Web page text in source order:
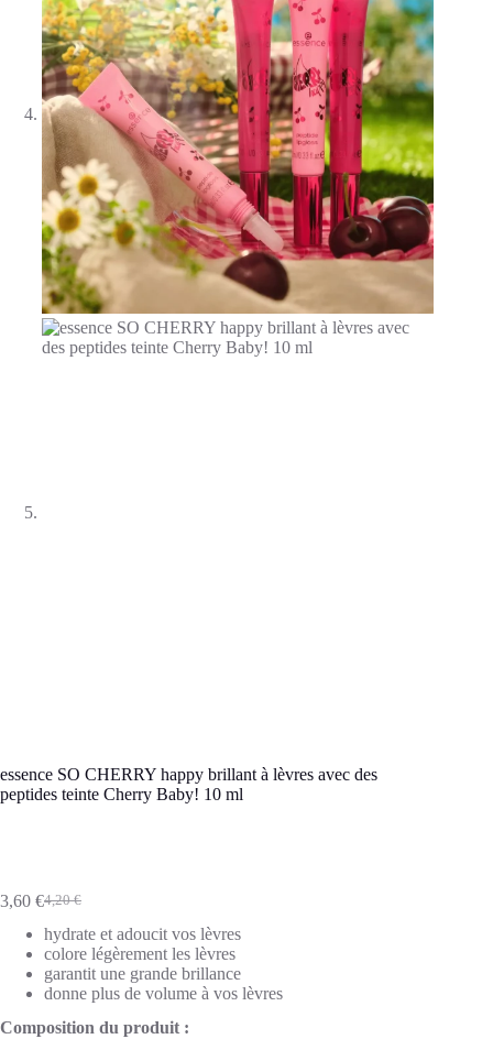
essence SO CHERRY happy brillant à lèvres avec des
peptides teinte Cherry Baby! 10 ml
4,20€
Le
prix
initial
était :
4,20 €.
3,60 €Le
prix
actuel
est :
3,60 €.
hydrate et adoucit vos lèvres
colore légèrement les lèvres
garantit une grande brillance
donne plus de volume à vos lèvres
Composition du produit :